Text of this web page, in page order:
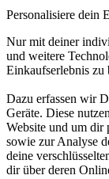
Personalisiere dein
Nur mit deiner
und weitere
Einkaufserlebnis zu
Dazu erfassen wir
Geräte. Diese
Website und um dir
sowie zur Analyse
deine
dir über deren